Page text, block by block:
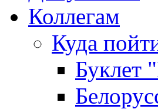
Коллегам
Куда
Буклет